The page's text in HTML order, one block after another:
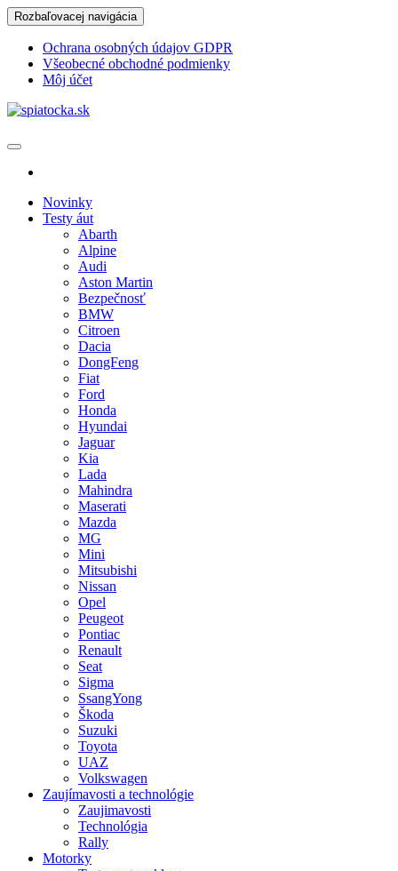
Skip
to
content
Rozbaľovacej navigácia
Ochrana osobných údajov GDPR
Všeobecné obchodné podmienky
Môj účet
Novinky
Testy áut
Abarth
Alpine
Audi
Aston Martin
Bezpečnosť
BMW
Citroen
Dacia
DongFeng
Fiat
Ford
Honda
Hyundai
Jaguar
Kia
Lada
Mahindra
Maserati
Mazda
MG
Mini
Mitsubishi
Nissan
Opel
Peugeot
Pontiac
Renault
Seat
Sigma
SsangYong
Škoda
Suzuki
Toyota
UAZ
Volkswagen
Zaujímavosti a technológie
Zaujimavosti
Technológia
Rally
Motorky